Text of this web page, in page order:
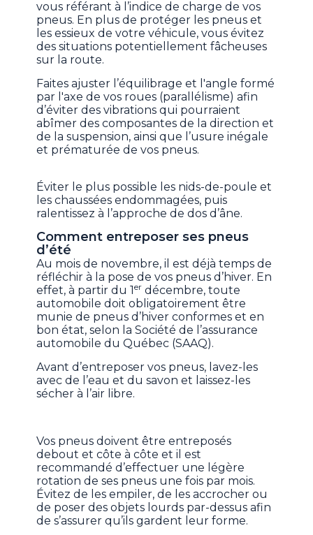
vous référant à l’indice de charge de vos
pneus. En plus de protéger les pneus et
les essieux de votre véhicule, vous évitez
des situations potentiellement fâcheuses
sur la route.
Faites ajuster l’équilibrage et l'angle formé
par l'axe de vos roues (parallélisme) afin
d’éviter des vibrations qui pourraient
abîmer des composantes de la direction et
de la suspension, ainsi que l’usure inégale
et prématurée de vos pneus.
Éviter le plus possible les nids-de-poule et
les chaussées endommagées, puis
ralentissez à l’approche de dos d’âne.
Comment entreposer ses pneus
d’été
Au mois de novembre, il est déjà temps de
réfléchir à la pose de vos pneus d’hiver. En
effet, à partir du 1er décembre, toute
automobile doit obligatoirement être
munie de pneus d’hiver conformes et en
bon état, selon la Société de l’assurance
automobile du Québec (SAAQ).
Avant d’entreposer vos pneus, lavez-les
avec de l’eau et du savon et laissez-les
sécher à l’air libre.
Vos pneus doivent être entreposés
debout et côte à côte et il est
recommandé d’effectuer une légère
rotation de ses pneus une fois par mois.
Évitez de les empiler, de les accrocher ou
de poser des objets lourds par-dessus afin
de s’assurer qu’ils gardent leur forme.